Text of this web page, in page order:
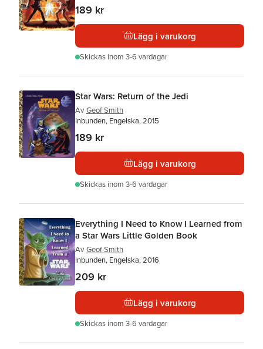
189 kr
Lägg i varukorg
Skickas inom 3-6 vardagar
Star Wars: Return of the Jedi
Av Geof Smith
Inbunden, Engelska, 2015
189 kr
Lägg i varukorg
Skickas inom 3-6 vardagar
Everything I Need to Know I Learned from
a Star Wars Little Golden Book
Av Geof Smith
Inbunden, Engelska, 2016
209 kr
Lägg i varukorg
Skickas inom 3-6 vardagar